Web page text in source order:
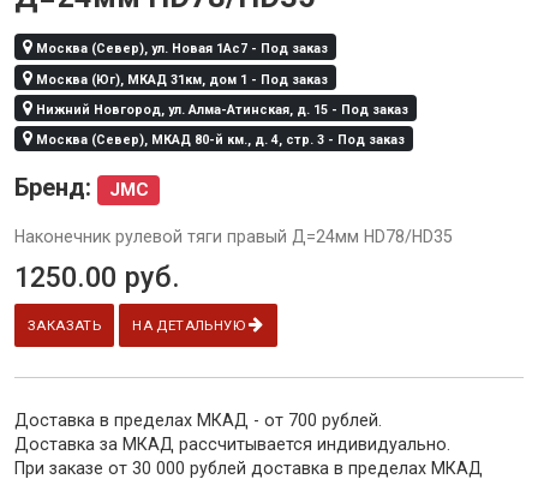
Москва (Север), ул. Новая 1Ас7 - Под заказ
Москва (Юг), МКАД 31км, дом 1 - Под заказ
Нижний Новгород, ул. Алма-Атинская, д. 15 - Под заказ
Москва (Север), МКАД 80-й км., д. 4, стр. 3 - Под заказ
Бренд: JMC
Наконечник рулевой тяги правый Д=24мм HD78/HD35
1250.00 руб.
ЗАКАЗАТЬ НА ДЕТАЛЬНУЮ
Доставка в пределах МКАД - от 700 рублей.
Доставка за МКАД рассчитывается индивидуально.
При заказе от 30 000 рублей доставка в пределах МКАД